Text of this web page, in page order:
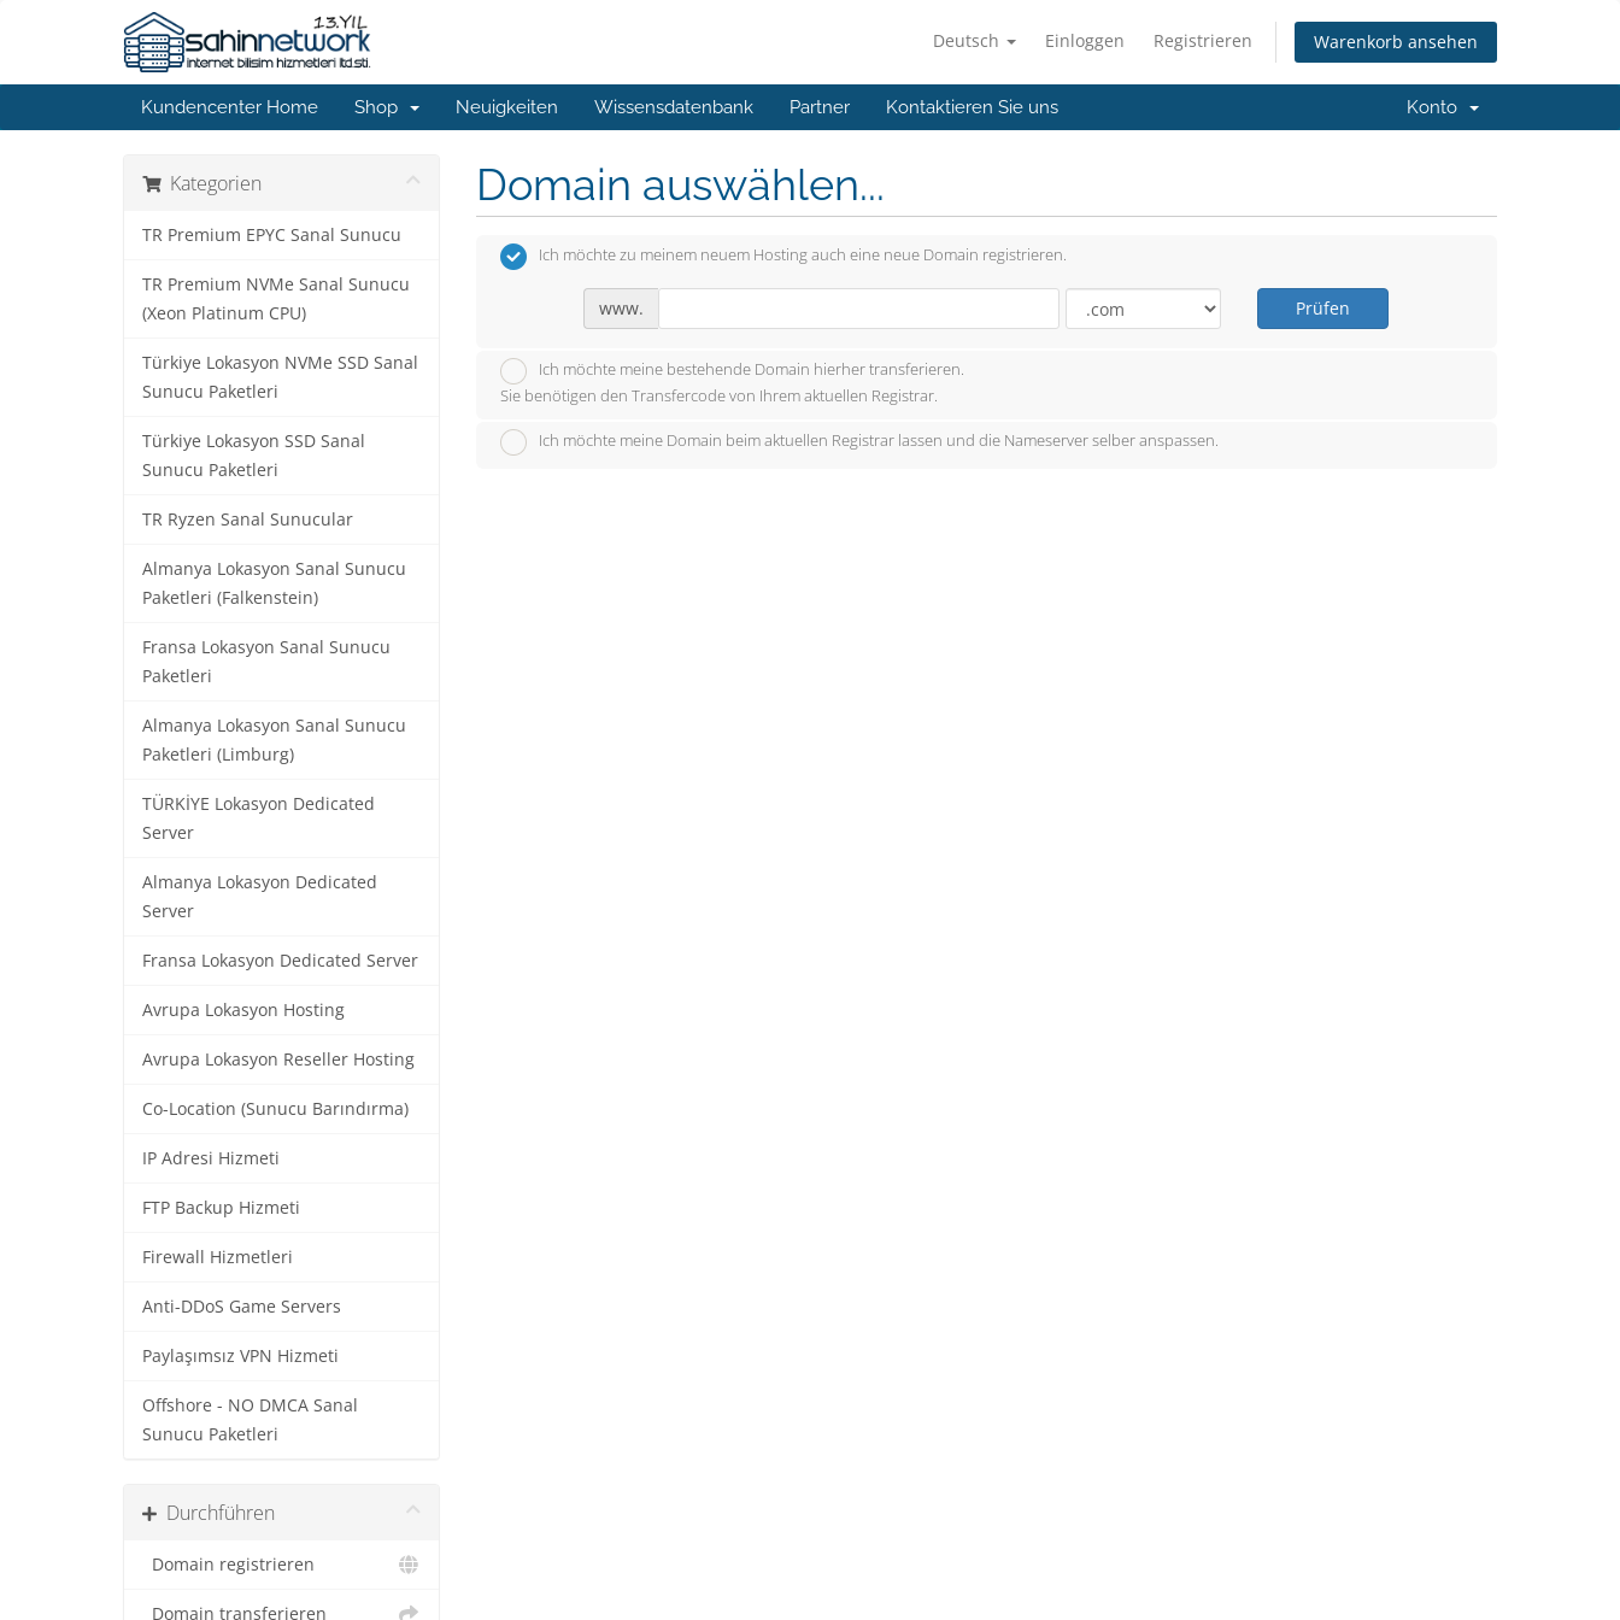
Deutsch Einloggen Registrieren Warenkorb ansehen
Kundencenter Home Shop Neuigkeiten Wissensdatenbank Partner Kontaktieren Sie uns Konto
Kategorien
TR Premium EPYC Sanal Sunucu
TR Premium NVMe Sanal Sunucu
(Xeon Platinum CPU)
Türkiye Lokasyon NVMe SSD Sanal
Sunucu Paketleri
Türkiye Lokasyon SSD Sanal
Sunucu Paketleri
TR Ryzen Sanal Sunucular
Almanya Lokasyon Sanal Sunucu
Paketleri (Falkenstein)
Fransa Lokasyon Sanal Sunucu
Paketleri
Almanya Lokasyon Sanal Sunucu
Paketleri (Limburg)
TÜRKİYE Lokasyon Dedicated
Server
Almanya Lokasyon Dedicated
Server
Fransa Lokasyon Dedicated Server
Avrupa Lokasyon Hosting
Avrupa Lokasyon Reseller Hosting
Co-Location (Sunucu Barındırma)
IP Adresi Hizmeti
FTP Backup Hizmeti
Firewall Hizmetleri
Anti-DDoS Game Servers
Paylaşımsız VPN Hizmeti
Offshore - NO DMCA Sanal
Sunucu Paketleri
Durchführen
Domain registrieren
Domain transferieren
Domain auswählen...
Ich möchte zu meinem neuem Hosting auch eine neue Domain registrieren.
www. Prüfen
Ich möchte meine bestehende Domain hierher transferieren.
Sie benötigen den Transfercode von Ihrem aktuellen Registrar.
Ich möchte meine Domain beim aktuellen Registrar lassen und die Nameserver selber anspassen.